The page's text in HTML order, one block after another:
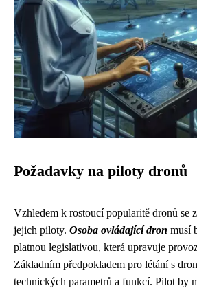
Požadavky na piloty dronů
Vzhledem k rostoucí popularitě dronů se
jejich piloty. Osoba ovládající dron musí
platnou legislativou, která upravuje
Základním předpokladem pro létání s
technických parametrů a funkcí. Pilot by